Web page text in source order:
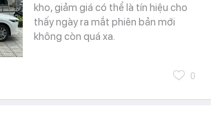
kho, giảm giá có thể là tín hiệu cho
thấy ngày ra mắt phiên bản mới
không còn quá xa.
0